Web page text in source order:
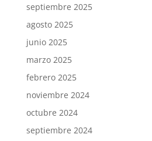
septiembre 2025
agosto 2025
junio 2025
marzo 2025
febrero 2025
noviembre 2024
octubre 2024
septiembre 2024